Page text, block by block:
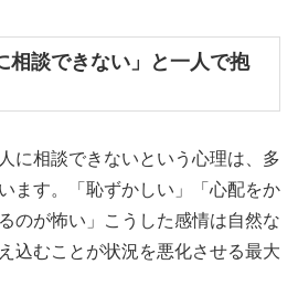
相談できない」と一人で抱
に相談できないという心理は、多
ます。「恥ずかしい」「心配をか
のが怖い」こうした感情は自然な
込むことが状況を悪化させる最大